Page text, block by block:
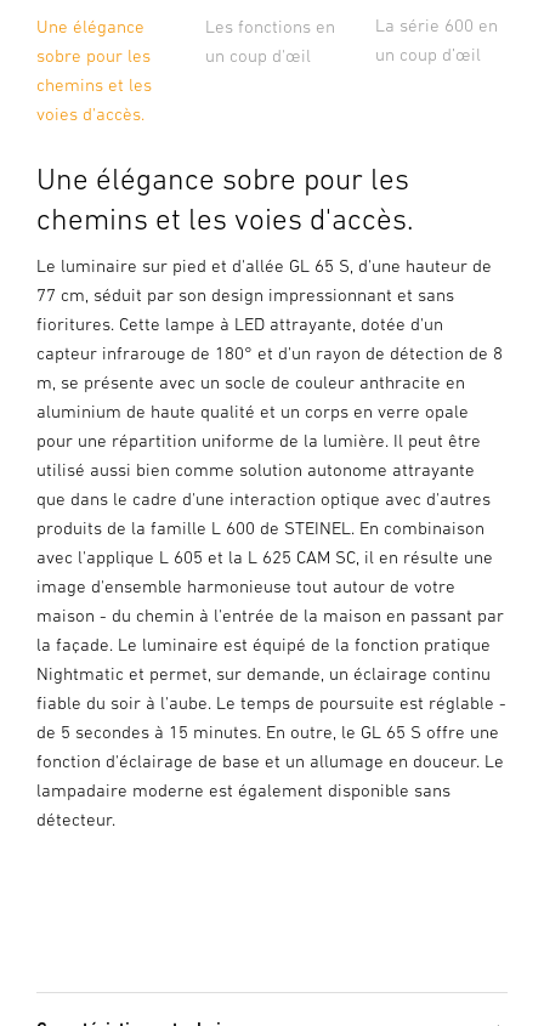
Une élégance
sobre pour les
chemins et les
voies d'accès.
Les fonctions en
un coup d'œil
La série 600 en
un coup d’œil
Une élégance sobre pour les
chemins et les voies d'accès.
Le luminaire sur pied et d'allée GL 65 S, d'une hauteur de
77 cm, séduit par son design impressionnant et sans
fioritures. Cette lampe à LED attrayante, dotée d'un
capteur infrarouge de 180° et d'un rayon de détection de 8
m, se présente avec un socle de couleur anthracite en
aluminium de haute qualité et un corps en verre opale
pour une répartition uniforme de la lumière. Il peut être
utilisé aussi bien comme solution autonome attrayante
que dans le cadre d'une interaction optique avec d'autres
produits de la famille L 600 de STEINEL. En combinaison
avec l'applique L 605 et la L 625 CAM SC, il en résulte une
image d'ensemble harmonieuse tout autour de votre
maison - du chemin à l'entrée de la maison en passant par
la façade. Le luminaire est équipé de la fonction pratique
Nightmatic et permet, sur demande, un éclairage continu
fiable du soir à l'aube. Le temps de poursuite est réglable -
de 5 secondes à 15 minutes. En outre, le GL 65 S offre une
fonction d'éclairage de base et un allumage en douceur. Le
lampadaire moderne est également disponible sans
détecteur.